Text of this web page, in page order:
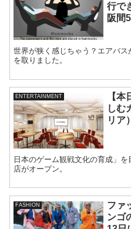
行で
阪間5
世界が狭く感じちゃう？エアバ
を取りました。
ENTERTAINMENT
【
しむ
リア
日本のゲーム観戦文化の育成」
店がオープン。
FASHION
ファ
ンゴ